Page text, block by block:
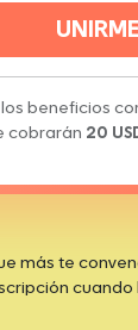
beneficios
cobrarán 20
más te
cuando